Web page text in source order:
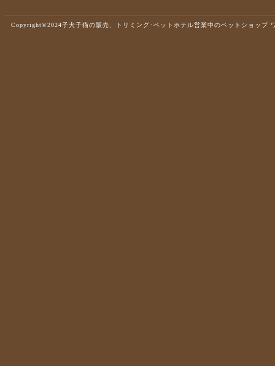
Copyright©2024子犬子猫の販売、トリミング･ペットホテル営業中のペットショップ